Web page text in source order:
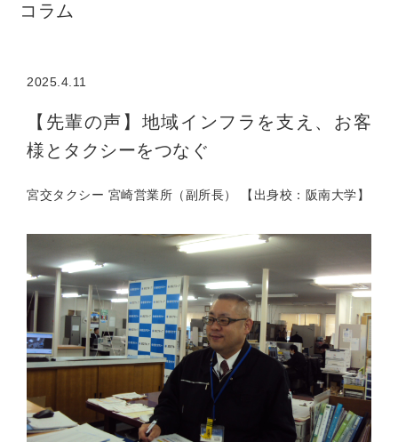
コラム
2025.4.11
【先輩の声】地域インフラを支え、お客
様とタクシーをつなぐ
宮交タクシー 宮崎営業所（副所長） 【出身校：阪南大学】